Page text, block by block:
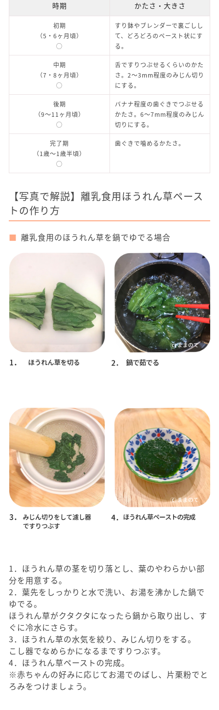
時期 かたさ・大きさ
初期
（5・6ヶ月頃）
◯
すり鉢やブレンダーで裏ごしし
て、どろどろのペースト状にす
る。
中期
（7・8ヶ月頃）
◯
舌ですりつぶせるくらいのかた
さ。2～3mm程度のみじん切り
にする。
後期
（9～11ヶ月頃）
◯
バナナ程度の歯ぐきでつぶせる
かたさ。6～7mm程度のみじん
切りにする。
完了期
（1歳〜1歳半頃）
◯
歯ぐきで噛めるかたさ。
【写真で解説】離乳食用ほうれん草ペース
トの作り方
離乳食用のほうれん草を鍋でゆでる場合
1．ほうれん草の茎を切り落とし、葉のやわらかい部
分を用意する。
2．葉先をしっかりと水で洗い、お湯を沸かした鍋で
ゆでる。
ほうれん草がクタクタになったら鍋から取り出し、す
ぐに冷水にさらす。
3．ほうれん草の水気を絞り、みじん切りをする。
こし器でなめらかになるまですりつぶす。
4．ほうれん草ペーストの完成。
※赤ちゃんの好みに応じてお湯でのばし、片栗粉でと
ろみをつけましょう。